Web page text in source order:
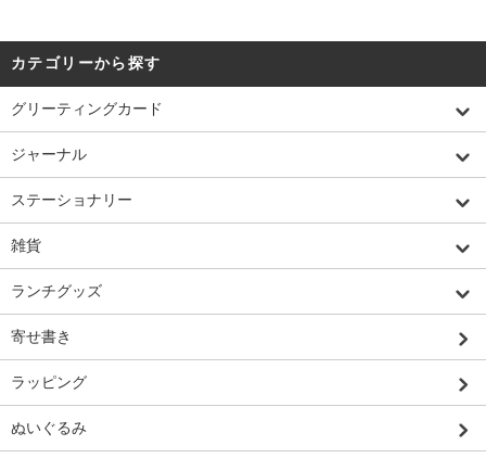
カテゴリーから探す
グリーティングカード
ジャーナル
ステーショナリー
雑貨
ランチグッズ
寄せ書き
ラッピング
ぬいぐるみ